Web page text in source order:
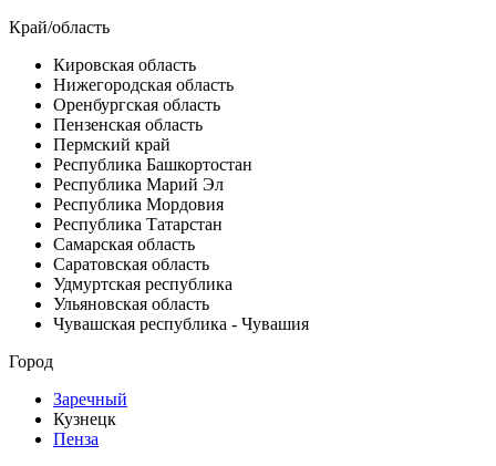
Край/область
Кировская область
Нижегородская область
Оренбургская область
Пензенская область
Пермский край
Республика Башкортостан
Республика Марий Эл
Республика Мордовия
Республика Татарстан
Самарская область
Саратовская область
Удмуртская республика
Ульяновская область
Чувашская республика - Чувашия
Город
Заречный
Кузнецк
Пенза